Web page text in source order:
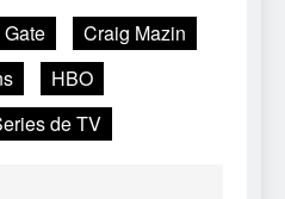
Craig Mazin
HBO
de TV